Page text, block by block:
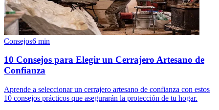
Consejos6 min
10 Consejos para Elegir un Cerrajero Artesano de
Confianza
Aprende a seleccionar un cerrajero artesano de confianza con estos
10 consejos prácticos que asegurarán la protección de tu hogar.